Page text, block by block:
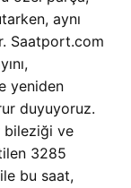
aynı
Saatport.com
yeniden
duyuyoruz.
bileziği ve
3285
bu saat,